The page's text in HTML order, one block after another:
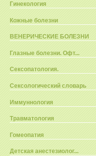
Гинекология
Кожные болезни
ВЕНЕРИЧЕСКИЕ БОЛЕЗНИ
Глазные болезни. Офт...
Сексопатология.
Сексологический словарь
Иммуннология
Травматология
Гомеопатия
Детская анестезиолог...